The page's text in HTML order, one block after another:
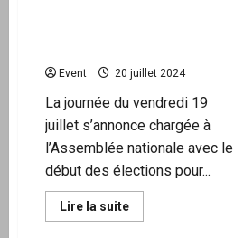
l’Est
Event 20 juillet 2024
La journée du vendredi 19
juillet s’annonce chargée à
l’Assemblée nationale avec le
début des élections pour...
Lire la suiteEn
savoir